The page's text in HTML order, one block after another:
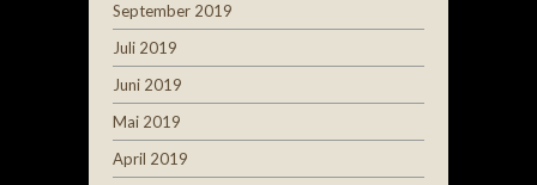
September 2019
Juli 2019
Juni 2019
Mai 2019
April 2019